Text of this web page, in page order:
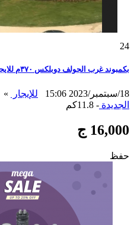
24
بكمبوند غرب الجولف دوبلكس ٣٧٠م للايجار
18/سبتمبر/2023 15:06 للإيجار »
الجديدة - 11.8كم
16,000 ج
حفظ